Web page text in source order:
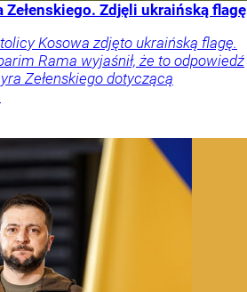
Zełenskiego. Zdjęli ukraińską flagę
Kosowa zdjęto ukraińską flagę.
Rama wyjaśnił, że to odpowiedź
Zełenskiego dotyczącą